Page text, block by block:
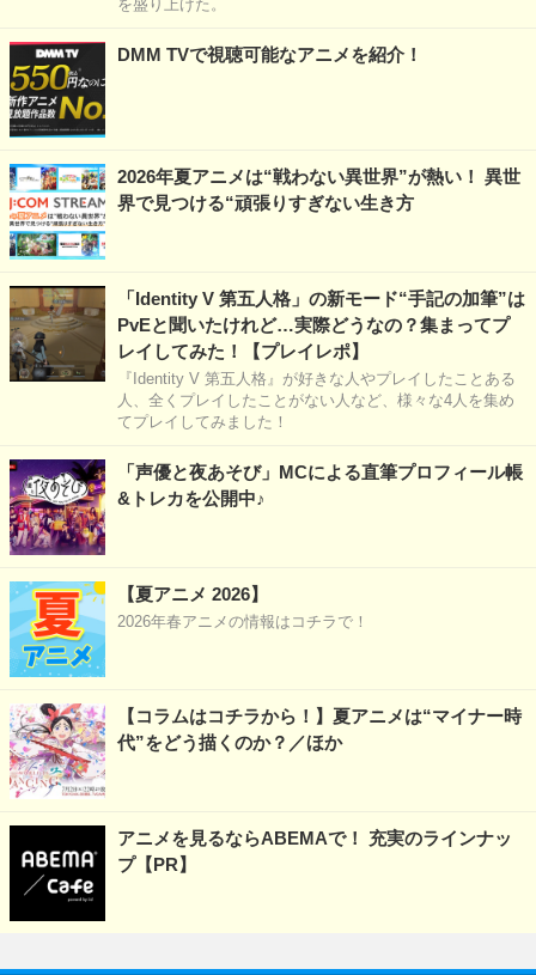
を盛り上げた。
DMM TVで視聴可能なアニメを紹介！
2026年夏アニメは“戦わない異世界”が熱い！ 異世
界で見つける“頑張りすぎない生き方
「Identity V 第五人格」の新モード“手記の加筆”は
PvEと聞いたけれど…実際どうなの？集まってプ
レイしてみた！【プレイレポ】
『Identity V 第五人格』が好きな人やプレイしたことある
人、全くプレイしたことがない人など、様々な4人を集め
てプレイしてみました！
「声優と夜あそび」MCによる直筆プロフィール帳
&トレカを公開中♪
【夏アニメ 2026】
2026年春アニメの情報はコチラで！
【コラムはコチラから！】夏アニメは“マイナー時
代”をどう描くのか？／ほか
アニメを見るならABEMAで！ 充実のラインナッ
プ【PR】